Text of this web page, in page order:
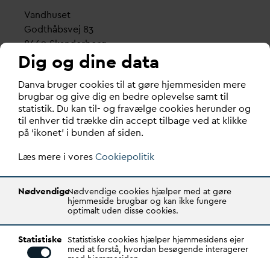
Vandhuset
Godthåbsvej 83
8660 Skanderborg
København
Vester Farimagsgade 1, 5. sal.
1606 København V
Tlf.: 70 21 00 55
CVR: 29031215
Transparency Register: REG 0105047100027-26
A er den samlende kraft ivandsektoren.
Gennem stærke alliancer og klare budskaber taler
D ANVA
andets sag, som vigtig ressource for den
Dig og dine data
Danva bruger cookies til at gøre hjemmesiden mere
brugbar og give dig en bedre oplevelse samt til
statistik. Du kan til- og fravælge cookies herunder og
til enhver tid trække din accept tilbage ved at klikke
på ‘ikonet’ i bunden af siden.
Læs mere i voresCookiepolitik
NødvendigeNødvendige cookies hjælper med at gøre
hjemmeside brugbar og kan ikke fungere
optimalt uden disse cookies.
Statistiske Statistiske cookies hjælper hjemmesidens ejer
med at forstå, hvordan besøgende interagerer